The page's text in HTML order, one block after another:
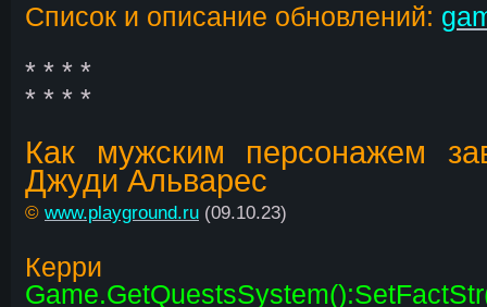
Список и описание обновлений:
* * * *
* * * *
Как мужским персонажем
Джуди Альварес
© www.playground.ru (09.10.23)
Керри